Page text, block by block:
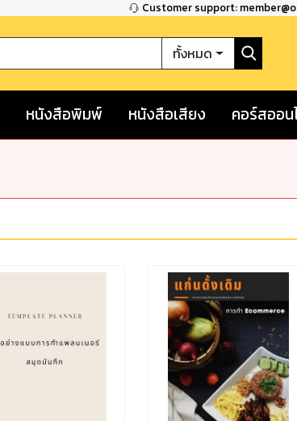
Customer support:
ทั้งหมด
หนังสือพิมพ์ หนังสือเสียง คอร์สออน